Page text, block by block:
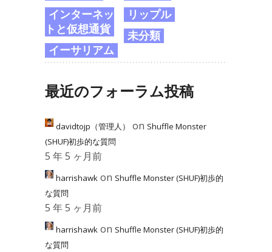
インターネッ
トと仮想通貨
イーサリアム
リップル
未分類
最近のフォーラム投稿
davidtojp（管理人） on Shuffle Monster
(SHUF)初歩的な質問
5 年 5 ヶ月前
harrishawk on Shuffle Monster (SHUF)初歩的
な質問
5 年 5 ヶ月前
harrishawk on Shuffle Monster (SHUF)初歩的
な質問